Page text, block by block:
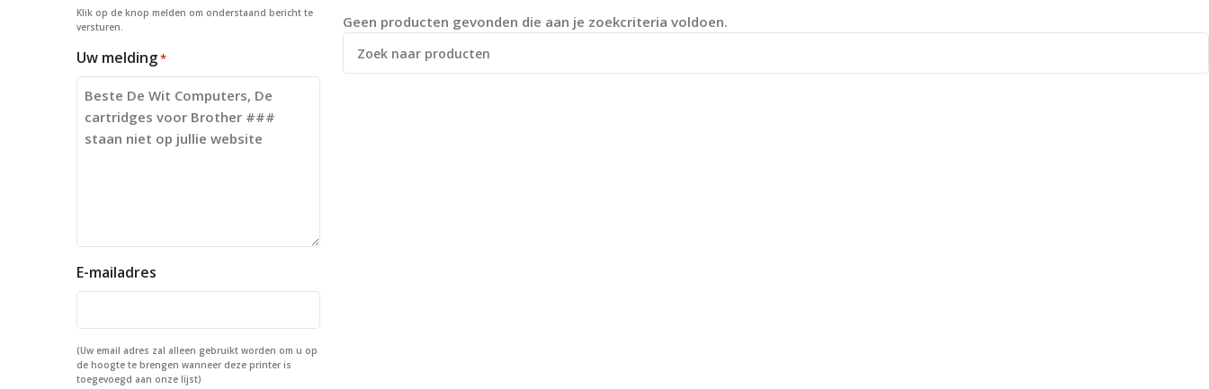
Klik op de knop melden om onderstaand bericht te
versturen.
Uw melding*
E-mailadres
(Uw email adres zal alleen gebruikt worden om u op
de hoogte te brengen wanneer deze printer is
toegevoegd aan onze lijst)
Geen producten gevonden die aan je zoekcriteria voldoen.